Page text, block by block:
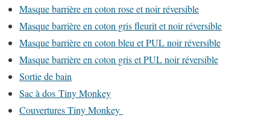
Masque barrière en coton rose et noir réversible
Masque barrière en coton gris fleurit et noir réversible
Masque barrière en coton bleu et PUL noir réversible
Masque barrière en coton gris et PUL noir réversible
Sortie de bain
Sac à dos Tiny Monkey
Couvertures Tiny Monkey